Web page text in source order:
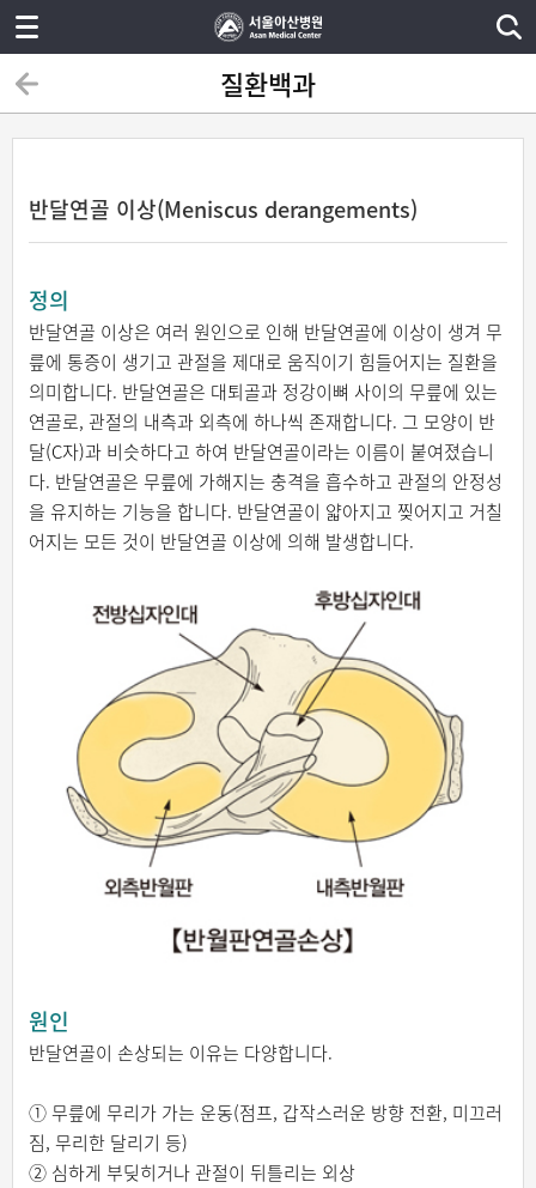
질환백과
반달연골 이상(Meniscus derangements)
정의
반달연골 이상은 여러 원인으로 인해 반달연골에 이상이 생겨 무
릎에 통증이 생기고 관절을 제대로 움직이기 힘들어지는 질환을
의미합니다. 반달연골은 대퇴골과 정강이뼈 사이의 무릎에 있는
연골로, 관절의 내측과 외측에 하나씩 존재합니다. 그 모양이 반
달(C자)과 비슷하다고 하여 반달연골이라는 이름이 붙여졌습니
다. 반달연골은 무릎에 가해지는 충격을 흡수하고 관절의 안정성
을 유지하는 기능을 합니다. 반달연골이 얇아지고 찢어지고 거칠
어지는 모든 것이 반달연골 이상에 의해 발생합니다.
원인
반달연골이 손상되는 이유는 다양합니다.
① 무릎에 무리가 가는 운동(점프, 갑작스러운 방향 전환, 미끄러
짐, 무리한 달리기 등)
② 심하게 부딪히거나 관절이 뒤틀리는 외상